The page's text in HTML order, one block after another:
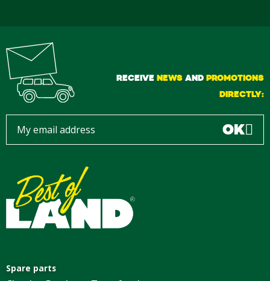
RECEIVE NEWSAND PROMOTIONS
DIRECTLY:
OK
Spare parts